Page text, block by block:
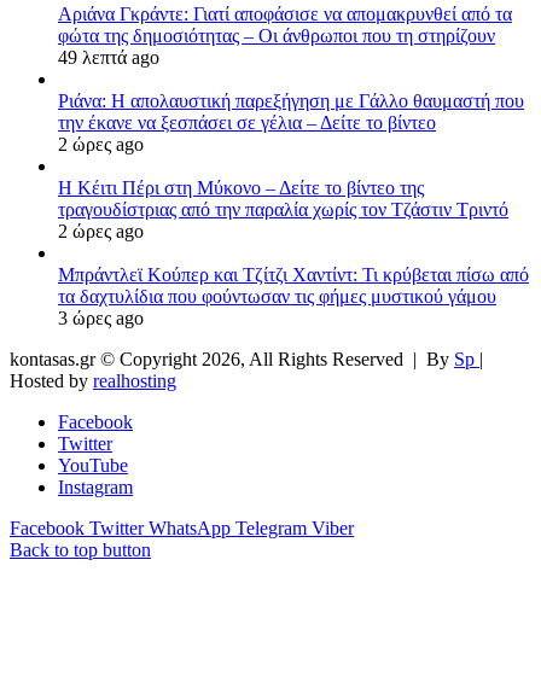
Αριάνα Γκράντε: Γιατί αποφάσισε να απομακρυνθεί από τα
φώτα της δημοσιότητας – Οι άνθρωποι που τη στηρίζουν
49 λεπτά ago
Ριάνα: Η απολαυστική παρεξήγηση με Γάλλο θαυμαστή που
την έκανε να ξεσπάσει σε γέλια – Δείτε το βίντεο
2 ώρες ago
H Κέιτι Πέρι στη Μύκονο – Δείτε το βίντεο της
τραγουδίστριας από την παραλία χωρίς τον Τζάστιν Τριντό
2 ώρες ago
Μπράντλεϊ Κούπερ και Τζίτζι Χαντίντ: Τι κρύβεται πίσω από
τα δαχτυλίδια που φούντωσαν τις φήμες μυστικού γάμου
3 ώρες ago
kontasas.gr © Copyright 2026, All Rights Reserved | By Sp |
Hosted by realhosting
Facebook
Twitter
YouTube
Instagram
Facebook Twitter WhatsApp Telegram Viber
Back to top button